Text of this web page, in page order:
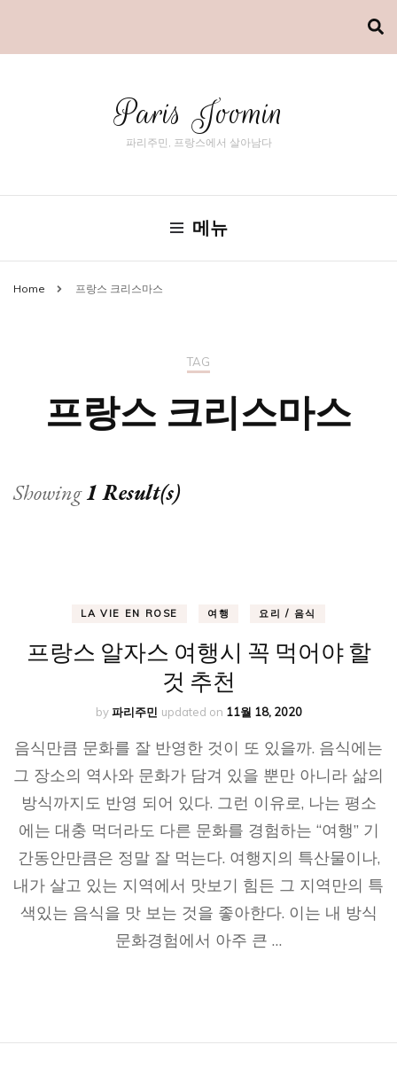
Paris Joomin
파리주민, 프랑스에서 살아남다
메뉴
Home 프랑스 크리스마스
TAG
프랑스 크리스마스
Showing1 Result(s)
LA VIE EN ROSE 여행 요리 / 음식
프랑스 알자스 여행시 꼭 먹어야 할
것 추천
by파리주민 updated on 11월 18, 2020
음식만큼 문화를 잘 반영한 것이 또 있을까. 음식에는
그 장소의 역사와 문화가 담겨 있을 뿐만 아니라 삶의
방식까지도 반영 되어 있다. 그런 이유로, 나는 평소
에는 대충 먹더라도 다른 문화를 경험하는 “여행” 기
간동안만큼은 정말 잘 먹는다. 여행지의 특산물이나,
내가 살고 있는 지역에서 맛보기 힘든 그 지역만의 특
색있는 음식을 맛 보는 것을 좋아한다. 이는 내 방식
문화경험에서 아주 큰 …